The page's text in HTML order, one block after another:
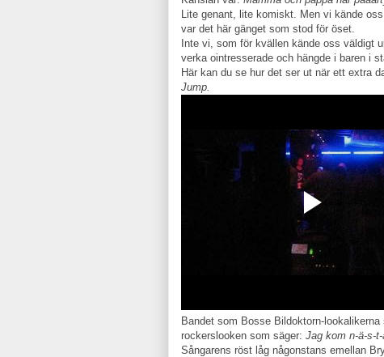
Lite genant, lite komiskt. Men vi kände
var det här gänget som stod för öset.
Inte vi, som för kvällen kände oss väldigt
verka ointresserade och hängde i baren i
Här kan du se hur det ser ut när ett extra
Jump.
Bandet som Bosse Bildoktorn-
rockerslooken som säger: Jag kom n-ä-s-
Sångarens röst låg någonstans emellan